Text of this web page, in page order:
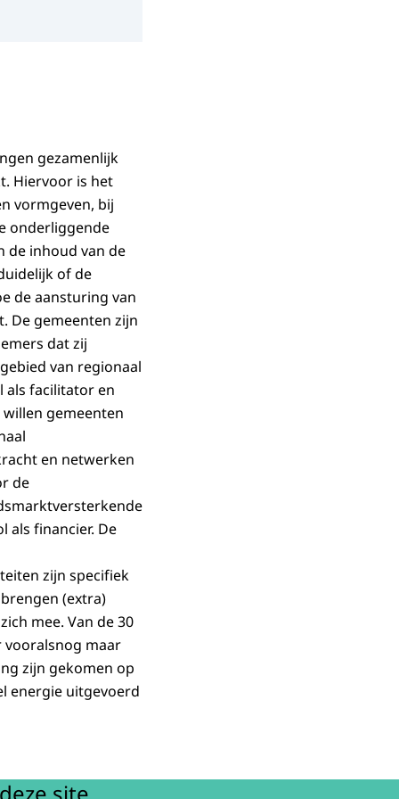
gezamenlijk
Hiervoor is het
vormgeven, bij
onderliggende
de inhoud van de
of de
de aansturing van
De gemeenten zijn
dat zij
van regionaal
als facilitator en
gemeenten
en netwerken
de
als financier. De
zijn specifiek
(extra)
mee. Van de 30
vooralsnog maar
zijn gekomen op
energie uitgevoerd